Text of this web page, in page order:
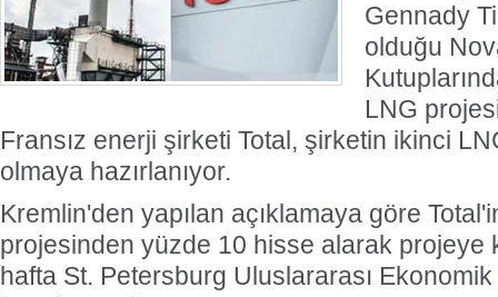
Gennady
olduğu
LNG
Fransız enerji şirketi Total, şirketin ikinci
olmaya hazırlanıyor.
Kremlin'den yapılan açıklamaya göre
projesinden yüzde 10 hisse alarak projeye
hafta St. Petersburg Uluslararası Ekonomik